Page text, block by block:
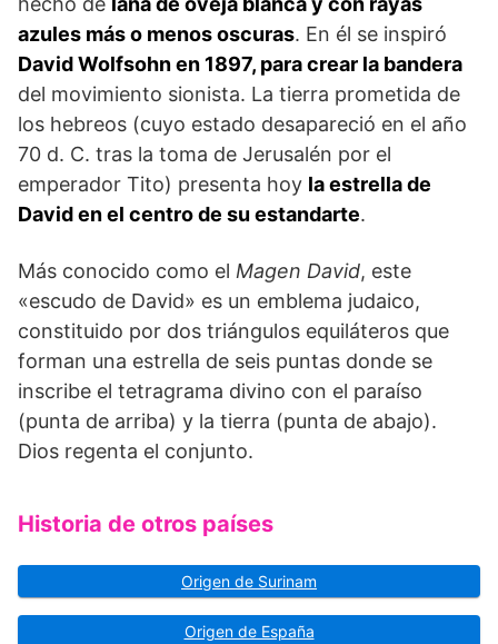
azules más o menos oscuras. En él se inspiró
David Wolfsohn en 1897, para crear la bandera
del movimiento sionista. La tierra prometida de
los hebreos (cuyo estado desapareció en el año
70 d. C. tras la toma de Jerusalén por el
emperador Tito) presenta hoy la estrella de
David en el centro de su estandarte.
Más conocido como el Magen David, este
«escudo de David» es un emblema judaico,
constituido por dos triángulos equiláteros que
forman una estrella de seis puntas donde se
inscribe el tetragrama divino con el paraíso
(punta de arriba) y la tierra (punta de abajo).
Dios regenta el conjunto.
Historia de otros países
Origen de Surinam
Origen de España